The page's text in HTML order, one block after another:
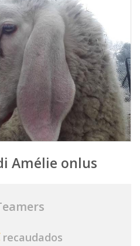
Amélie onlus
recaudados